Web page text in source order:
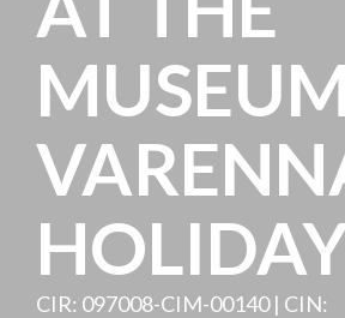
CIR: 097008-CIM-00140 | CIN: